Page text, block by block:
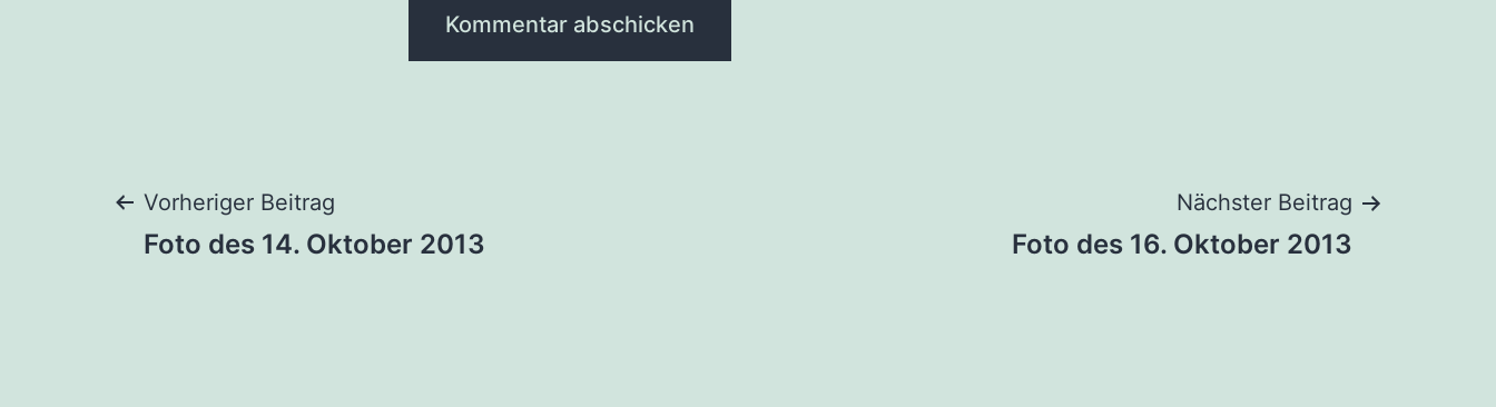
Beitragsnavigation
Vorheriger Beitrag
Foto des 14. Oktober 2013
Nächster Beitrag
Foto des 16. Oktober 2013